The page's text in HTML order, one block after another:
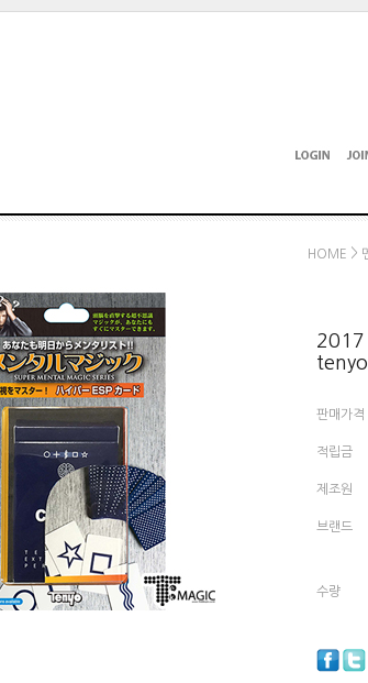
HOME >
2017
판매가격
적립금
제조원
브랜드
수량